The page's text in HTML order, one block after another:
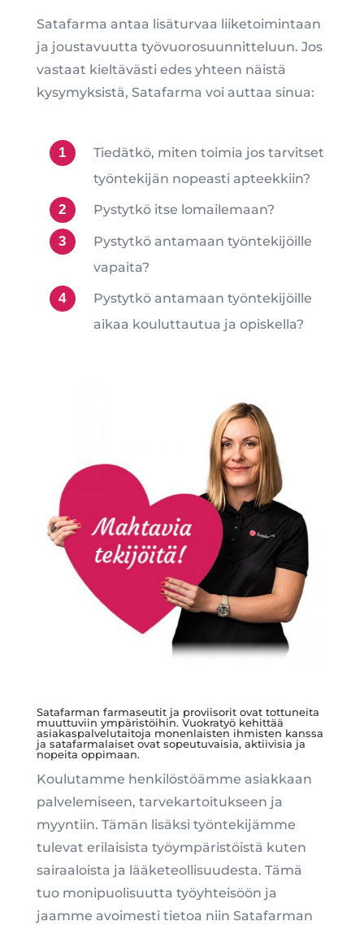
Satafarma antaa lisäturvaa liiketoimintaan
ja joustavuutta työvuorosuunnitteluun. Jos
vastaat kieltävästi edes yhteen näistä
kysymyksistä, Satafarma voi auttaa sinua:
Tiedätkö, miten toimia jos tarvitset
työntekijän nopeasti apteekkiin?
Pystytkö itse lomailemaan?
Pystytkö antamaan työntekijöille
vapaita?
Pystytkö antamaan työntekijöille
aikaa kouluttautua ja opiskella?
Satafarman farmaseutit ja proviisorit ovat tottuneita
muuttuviin ympäristöihin. Vuokratyö kehittää
asiakaspalvelutaitoja monenlaisten ihmisten kanssa
ja satafarmalaiset ovat sopeutuvaisia, aktiivisia ja
nopeita oppimaan.
Koulutamme henkilöstöämme asiakkaan
palvelemiseen, tarvekartoitukseen ja
myyntiin. Tämän lisäksi työntekijämme
tulevat erilaisista työympäristöistä kuten
sairaaloista ja lääketeollisuudesta. Tämä
tuo monipuolisuutta työyhteisöön ja
jaamme avoimesti tietoa niin Satafarman